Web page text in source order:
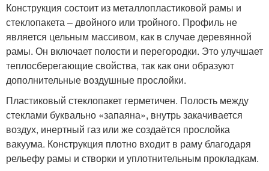
Конструкция состоит из металлопластиковой рамы и
стеклопакета – двойного или тройного. Профиль не
является цельным массивом, как в случае деревянной
рамы. Он включает полости и перегородки. Это улучшает
теплосберегающие свойства, так как они образуют
дополнительные воздушные прослойки.
Пластиковый стеклопакет герметичен. Полость между
стеклами буквально «запаяна», внутрь закачивается
воздух, инертный газ или же создаётся прослойка
вакуума. Конструкция плотно входит в раму благодаря
рельефу рамы и створки и уплотнительным прокладкам.